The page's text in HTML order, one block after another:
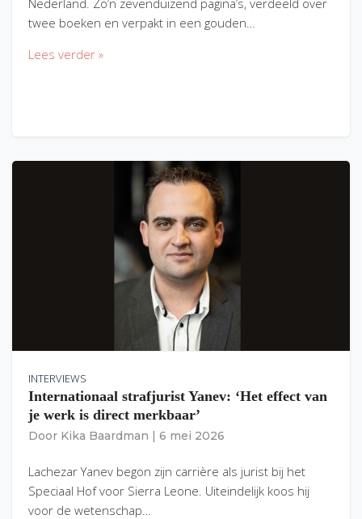
twee boeken en verpakt in een gouden…
Lees verder »
INTERVIEWS
Internationaal strafjurist Yanev: ‘Het effect van
je werk is direct merkbaar’
Door Kika Baardman 6 mei 2026
Lachezar Yanev begon zijn carrière als jurist bij het
Speciaal Hof voor Sierra Leone. Uiteindelijk koos hij
voor de wetenschap…